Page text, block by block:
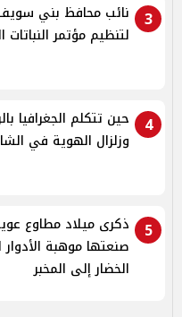
3
نائب محافظ بني
لتنظيم مؤتمر
4
حين تتكلم الجغرافيا
وزلزال الهوية في
5
ذكرى ميلاد مطاوع
صنعتها موهبة الأدوار
الخضار إلى المخبر